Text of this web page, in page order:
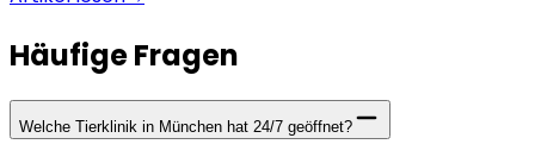
Häufige Fragen
Welche Tierklinik in München hat 24/7 geöffnet?